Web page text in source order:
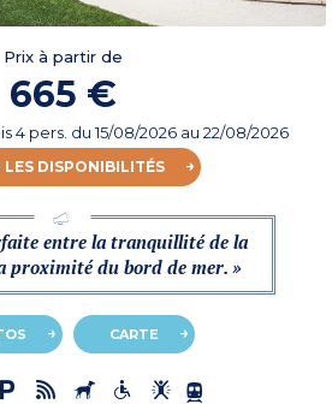
Prix à partir de
665 €
4 pers. du15/08/2026au 22/08/2026
LES DISPONIBILITÉS
entre la tranquillité de la
proximité du bord de mer. »
CARTE